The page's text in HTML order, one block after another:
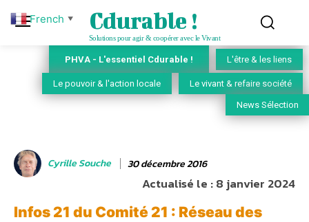
Cdurable !
Solutions pour agir & coopérer avec le Vivant
PHVA - L'essentiel Cdurable ! L'être & les liens
Le pouvoir & l'action locale Le vivant & refaire société
News Sélection
Cyrille Souche 30 décembre 2016
Actualisé le :8 janvier 2024
Infos 21 du Comité 21 : Réseau des
French ▼